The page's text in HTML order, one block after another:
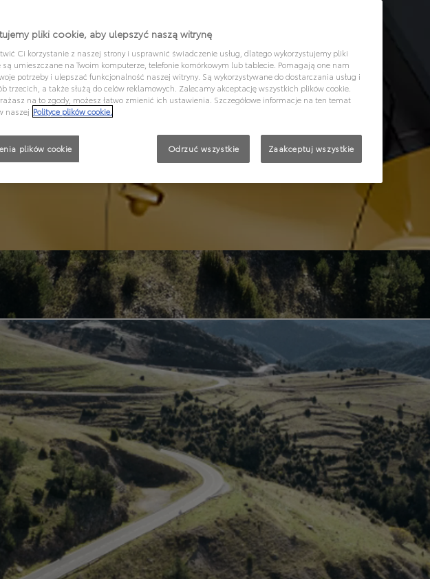
pliki cookie, aby ulepszyć naszą witrynę
Ci korzystanie z naszej strony i usprawnić świadczenie usług, dlatego wykorzystujemy pliki
są umieszczane na Twoim komputerze, telefonie komórkowym lub tablecie. Pomagają one nam
potrzeby i ulepszać funkcjonalność naszej witryny. Są wykorzystywane do dostarczania usług i
trzecich, a także służą do celów reklamowych. Zalecamy akceptację wszystkich plików cookie.
na to zgody, możesz łatwo zmienić ich ustawienia. Szczegółowe informacje na ten temat
naszej Polityce plików cookie.
plików cookie Odrzuć wszystkie Zaakceptuj wszystkie